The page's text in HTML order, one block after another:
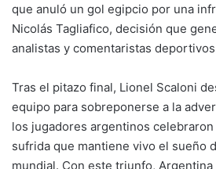
que anuló un gol egipcio por una
Nicolás Tagliafico, decisión que
analistas y comentaristas
Tras el pitazo final, Lionel Scaloni
equipo para sobreponerse a la
los jugadores argentinos
sufrida que mantiene vivo el sueño
mundial. Con este triunfo,